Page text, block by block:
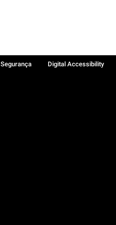
Segurança
Digital Accessibility